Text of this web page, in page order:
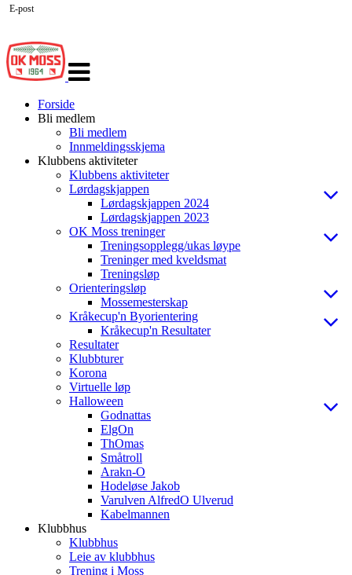
navigasjon
Forside
Bli medlem
Bli medlem
Innmeldingsskjema
Klubbens aktiviteter
Klubbens aktiviteter
Lørdagskjappen
Lørdagskjappen 2024
Lørdagskjappen 2023
OK Moss treninger
Treningsopplegg/ukas løype
Treninger med kveldsmat
Treningsløp
Orienteringsløp
Mossemesterskap
Kråkecup'n Byorientering
Kråkecup'n Resultater
Resultater
Klubbturer
Korona
Virtuelle løp
Halloween
Godnattas
ElgOn
ThOmas
Småtroll
Arakn-O
Hodeløse Jakob
Varulven AlfredO Ulverud
Kabelmannen
Klubbhus
Klubbhus
Leie av klubbhus
Trening i Moss
E-post